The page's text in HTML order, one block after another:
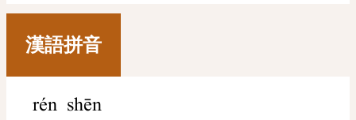
漢語拼音
rén shēn